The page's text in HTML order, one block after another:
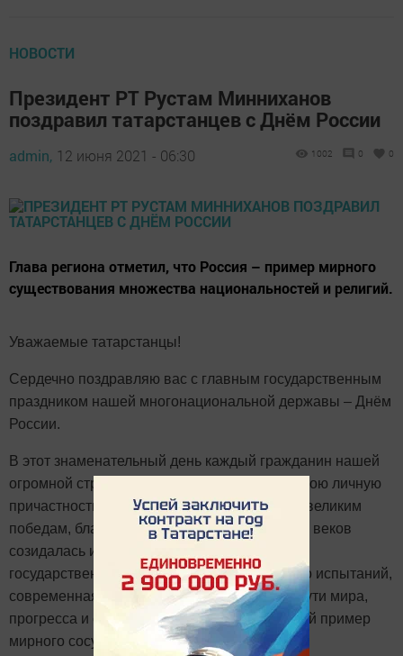
НОВОСТИ
Президент РТ Рустам Минниханов
поздравил татарстанцев с Днём России
admin, 12 июня 2021 - 06:30 1002 0 0
Глава региона отметил, что Россия – пример мирного
существования множества национальностей и религий.
Уважаемые татарстанцы!
Сердечно поздравляю вас с главным государственным
праздником нашей многонациональной державы – Днём
России.
В этот знаменательный день каждый гражданин нашей
огромной страны
в полной мере ощущает свою личную
причастность к грандиозным свершениям
и великим
победам, благодаря которым на протяжении веков
созидалась и укреплялась российская
государственность. Пройдя через множество испытаний,
современная Россия уверенно следует по пути мира,
прогресса и стабильности, являя собой яркий пример
мирного сосуществования и сотрудничества